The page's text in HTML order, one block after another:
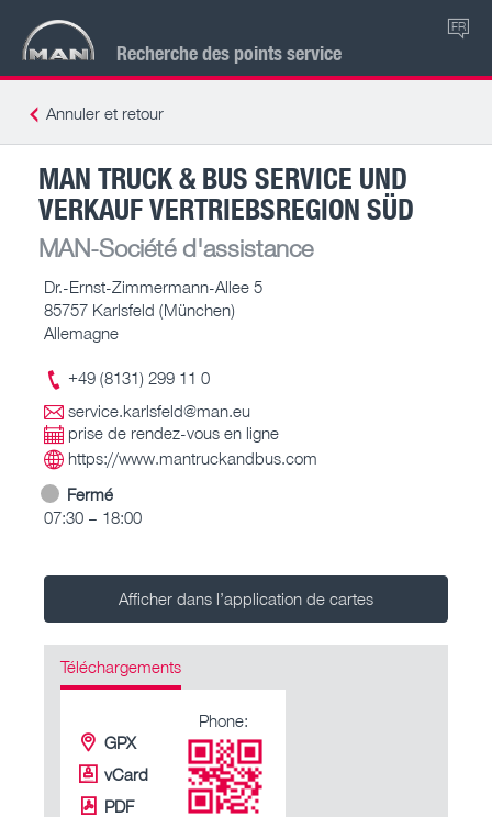
Recherche des points service
FR
Annuler et retour
MAN TRUCK & BUS SERVICE UND
VERKAUF VERTRIEBSREGION SÜD
MAN-Société d'assistance
Dr.-Ernst-Zimmermann-Allee 5
85757 Karlsfeld (München)
Allemagne
+49 (8131) 299 11 0
service.karlsfeld@man.eu
prise de rendez-vous en ligne
https://www.mantruckandbus.com
Fermé
07:30 – 18:00
Afficher dans l’application de cartes
Téléchargements
GPX
vCard
PDF
Phone: